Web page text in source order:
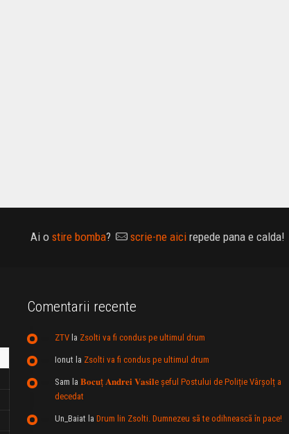
Ai o stire bomba? scrie-ne aicirepede pana e calda!
Comentarii recente
ZTVla Zsolti va fi condus pe ultimul drum
Ionut la Zsolti va fi condus pe ultimul drum
Sam la 𝐁𝐨𝐜𝐮ț 𝐀𝐧𝐝𝐫𝐞𝐢 𝐕𝐚𝐬𝐢𝐥e şeful Postului de Poliție Vârșolț a
decedat
Un_Baiat la Drum lin Zsolti. Dumnezeu sã te odihneascã în pace!